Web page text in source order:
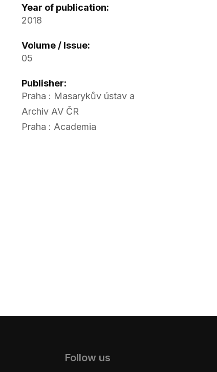
Year of publication:
2018
Volume / Issue:
05
Publisher:
Praha : Masarykův ústav a
Archiv AV ČR
Praha : Academia
Follow us